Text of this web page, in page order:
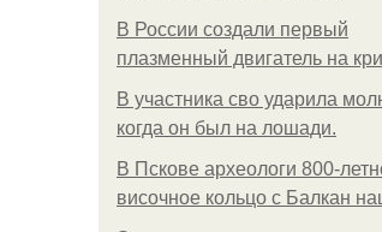
В России создали первый
плазменный двигатель на
В участника сво ударила
когда он был на лошади.
В Пскове археологи 800-
височное кольцо с Балкан